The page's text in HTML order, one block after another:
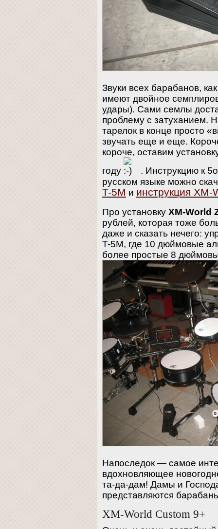
Звуки всех барабанов,
имеют двойное
удары). Сами семлы
проблему с затуханием.
тарелок в конце просто
звучать еще и еще.
короче, оставим
году
. Инструкцию к
русском языке можно
T-5M и инструкция XM-
Про установку XM-World
рублей, которая тоже
даже и сказать нечего:
T-5M, где 10 дюймовые
более простые 8
Напоследок — самое
вдохновляющее
та-да-дам! Дамы и
представляются
XM-World Custom 9+